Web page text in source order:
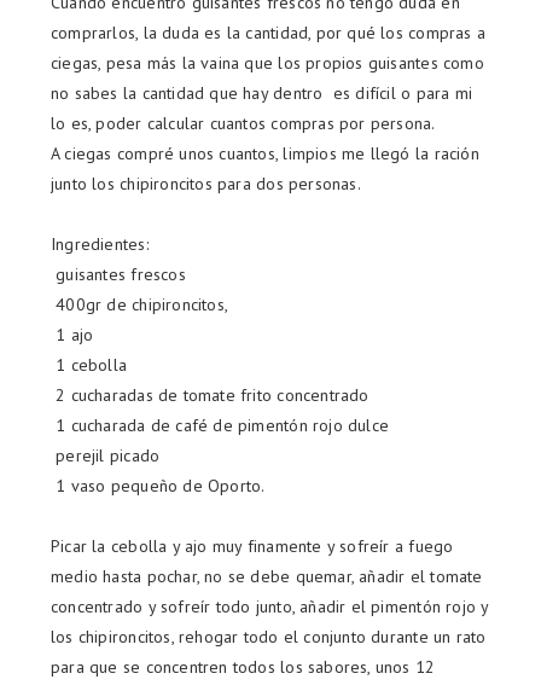
comprarlos, la duda es la cantidad, por qué los compras a
ciegas, pesa más la vaina que los propios guisantes como
no sabes la cantidad que hay dentro es difícil o para mi
lo es, poder calcular cuantos compras por persona.
A ciegas compré unos cuantos, limpios me llegó la ración
junto los chipironcitos para dos personas.
Ingredientes:
guisantes frescos
400gr de chipironcitos,
1 ajo
1 cebolla
2 cucharadas de tomate frito concentrado
1 cucharada de café de pimentón rojo dulce
perejil picado
1 vaso pequeño de Oporto.
Picar la cebolla y ajo muy finamente y sofreír a fuego
medio hasta pochar, no se debe quemar, añadir el tomate
concentrado y sofreír todo junto, añadir el pimentón rojo y
los chipironcitos, rehogar todo el conjunto durante un rato
para que se concentren todos los sabores, unos 12